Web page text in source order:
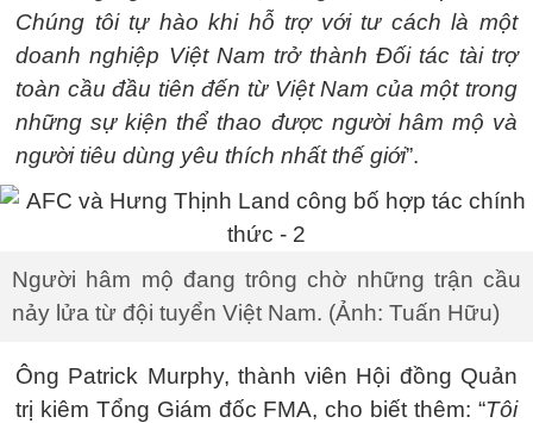
Chúng tôi tự hào khi hỗ trợ với tư cách là một
doanh nghiệp Việt Nam trở thành Đối tác tài trợ
toàn cầu đầu tiên đến từ Việt Nam của một trong
những sự kiện thể thao được người hâm mộ và
người tiêu dùng yêu thích nhất thế giới”.
Người hâm mộ đang trông chờ những trận cầu
nảy lửa từ đội tuyển Việt Nam. (Ảnh: Tuấn Hữu)
Ông Patrick Murphy, thành viên Hội đồng Quản
trị kiêm Tổng Giám đốc FMA, cho biết thêm: “Tôi